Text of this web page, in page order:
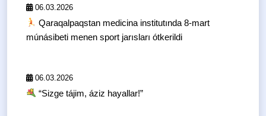
06.03.2026
Qaraqalpaqstan medicina institutında 8-mart
múnásibeti menen sport jarısları ótkerildi
06.03.2026
“Sizge tájim, áziz hayallar!”